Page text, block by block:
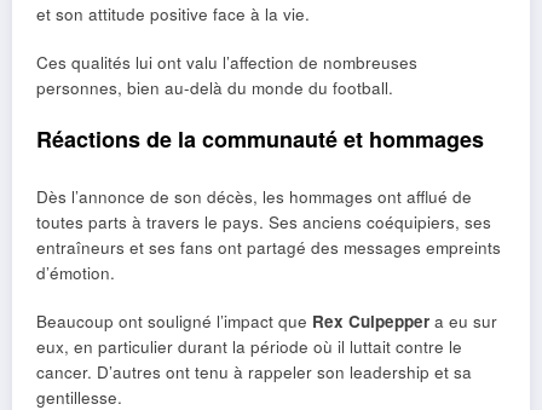
et son attitude positive face à la vie.
Ces qualités lui ont valu l’affection de nombreuses
personnes, bien au-delà du monde du football.
Réactions de la communauté et hommages
Dès l’annonce de son décès, les hommages ont afflué de
toutes parts à travers le pays. Ses anciens coéquipiers, ses
entraîneurs et ses fans ont partagé des messages empreints
d’émotion.
Beaucoup ont souligné l’impact que Rex Culpepper a eu sur
eux, en particulier durant la période où il luttait contre le
cancer. D’autres ont tenu à rappeler son leadership et sa
gentillesse.